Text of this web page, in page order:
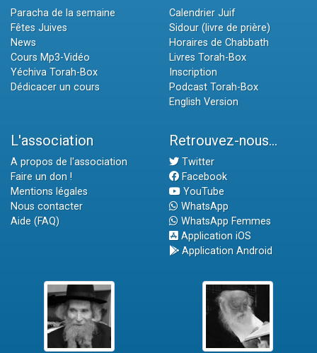
Paracha de la semaine
Fêtes Juives
News
Cours Mp3-Vidéo
Yéchiva Torah-Box
Dédicacer un cours
Calendrier Juif
Sidour (livre de prière)
Horaires de Chabbath
Livres Torah-Box
Inscription
Podcast Torah-Box
English Version
L'association
A propos de l'association
Faire un don !
Mentions légales
Nous contacter
Aide (FAQ)
Retrouvez-nous...
Twitter
Facebook
YouTube
WhatsApp
WhatsApp Femmes
Application iOS
Application Android